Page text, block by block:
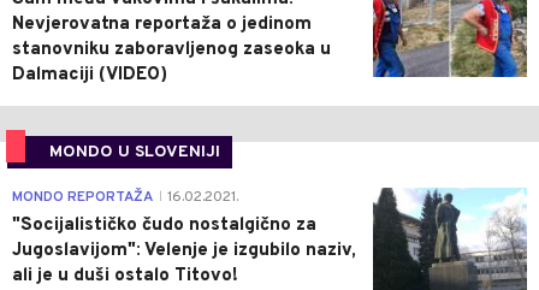
Nevjerovatna reportaža o jedinom
stanovniku zaboravljenog zaseoka u
Dalmaciji (VIDEO)
MONDO U SLOVENIJI
4
MONDO REPORTAŽA 16.02.2021.
"Socijalističko čudo nostalgično za
Jugoslavijom": Velenje je izgubilo naziv,
ali je u duši ostalo Titovo!